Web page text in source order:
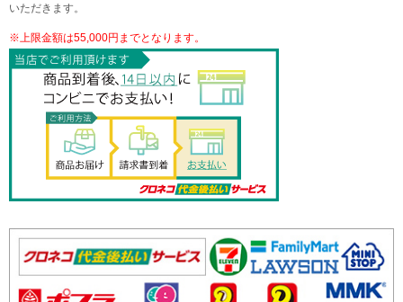
いただきます。
※上限金額は55,000円までとなります。